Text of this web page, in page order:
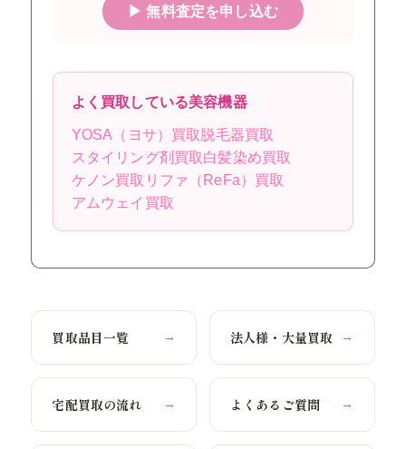
▶ 無料査定を申し込む
よく買取している美容機器
YOSA（ヨサ）買取 脱毛器買取
スタイリング剤買取白髪染め買取
ケノン買取 リファ（ReFa）買取
アムウェイ買取
買取品目一覧 → 法人様・大量買取 →
宅配買取の流れ → よくあるご質問 →